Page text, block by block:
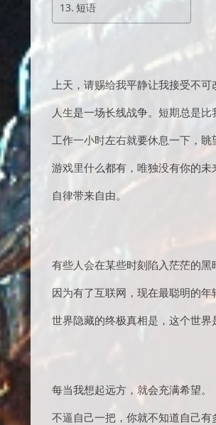
短语
上天，请赐给我平静让我接受不
人生是一场长线战争。短期总是
工作一小时左右就要休息一下，眺
游戏里什么都有，唯独没有你的未
自律带来自由。
有些人会在某些时刻陷入茫茫的黑
因为有了互联网，现在最聪明的年
世界隐藏的终极真相是，这个世界
每当我想起远方，就会充满希望。
不逼自己一把，你就不知道自己有